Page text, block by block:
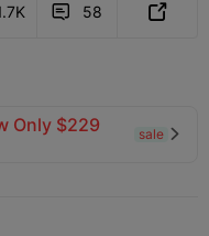
 58 
Only $229
sale 